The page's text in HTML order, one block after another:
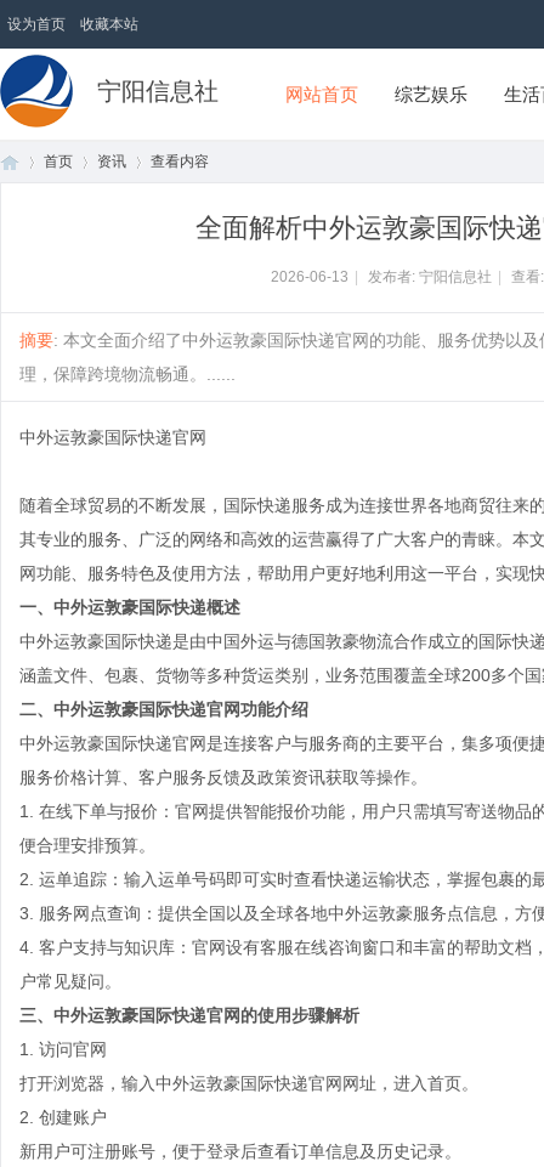
设为首页 收藏本站
宁阳信息社 网站首页 综艺娱乐 生
首页 资讯 查看内容
全面解析中外运敦豪国际快
2026-06-13 发布者: 宁阳信息社 查
摘要: 本文全面介绍了中外运敦豪国际快递官网的功能、服务优势以
理，保障跨境物流畅通。......
中外运敦豪国际快递官网
随着全球贸易的不断发展，国际快递服务成为连接世界各地商贸往
其专业的服务、广泛的网络和高效的运营赢得了广大客户的青睐。本
网功能、服务特色及使用方法，帮助用户更好地利用这一平台，实现
一、中外运敦豪国际快递概述
中外运敦豪国际快递是由中国外运与德国敦豪物流合作成立的国际快
涵盖文件、包裹、货物等多种货运类别，业务范围覆盖全球200多个
二、中外运敦豪国际快递官网功能介绍
中外运敦豪国际快递官网是连接客户与服务商的主要平台，集多项便
服务价格计算、客户服务反馈及政策资讯获取等操作。
1. 在线下单与报价 ：官网提供智能报价功能，用户只需填写寄送物
便合理安排预算。
2. 运单追踪 ：输入运单号码即可实时查看快递运输状态，掌握包裹的
3. 服务网点查询 ：提供全国以及全球各地中外运敦豪服务点信息，
4. 客户支持与知识库 ：官网设有客服在线咨询窗口和丰富的帮助文
户常见疑问。
三、中外运敦豪国际快递官网的使用步骤解析
1. 访问官网
打开浏览器，输入中外运敦豪国际快递官网网址，进入首页。
2. 创建账户
新用户可注册账号，便于登录后查看订单信息及历史记录。